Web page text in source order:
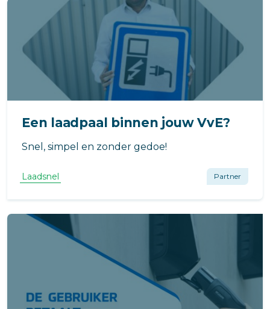
Een laadpaal binnen jouw VvE?
Snel, simpel en zonder gedoe!
Laadsnel Partner